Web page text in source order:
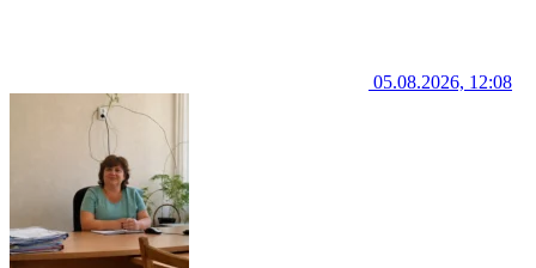
05.08.2026, 12:08